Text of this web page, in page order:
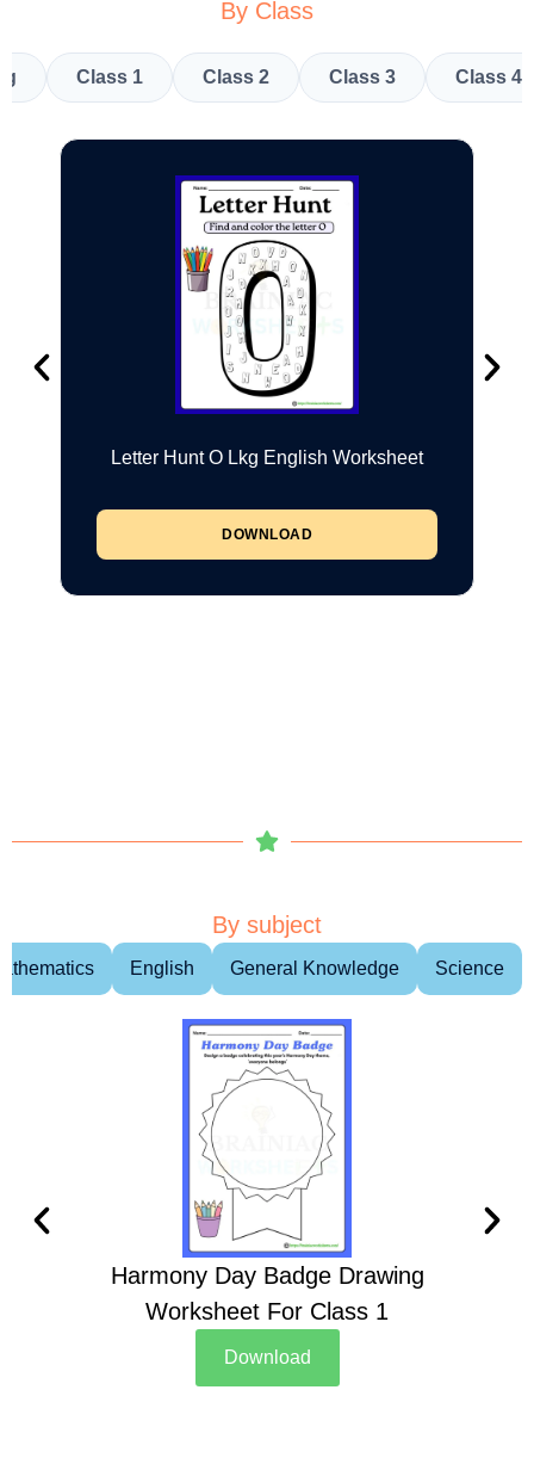
By Class
Class 1 Class 2 Class 3 Class 4
Letter Hunt O Lkg English Worksheet
DOWNLOAD
By subject
English General Knowledge Science
Harmony Day Badge Drawing
Worksheet For Class 1
Download